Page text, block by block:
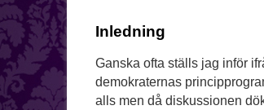
Inledning
Ganska ofta ställs jag inför
demokraternas
alls men då diskussionen